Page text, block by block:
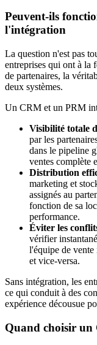
Peuvent-ils
l'intégration
La question n'est pas
entreprises qui ont à la
de partenaires, la
deux systèmes.
Un CRM et un PRM
Visibilité totale
par les
dans le pipeline
ventes complète
Distribution
marketing et
assignés au
fonction de sa
performance.
Éviter les
vérifier
l'équipe de vente
et vice-versa.
Sans intégration, les
ce qui conduit à des
expérience décousue
Quand choisir un